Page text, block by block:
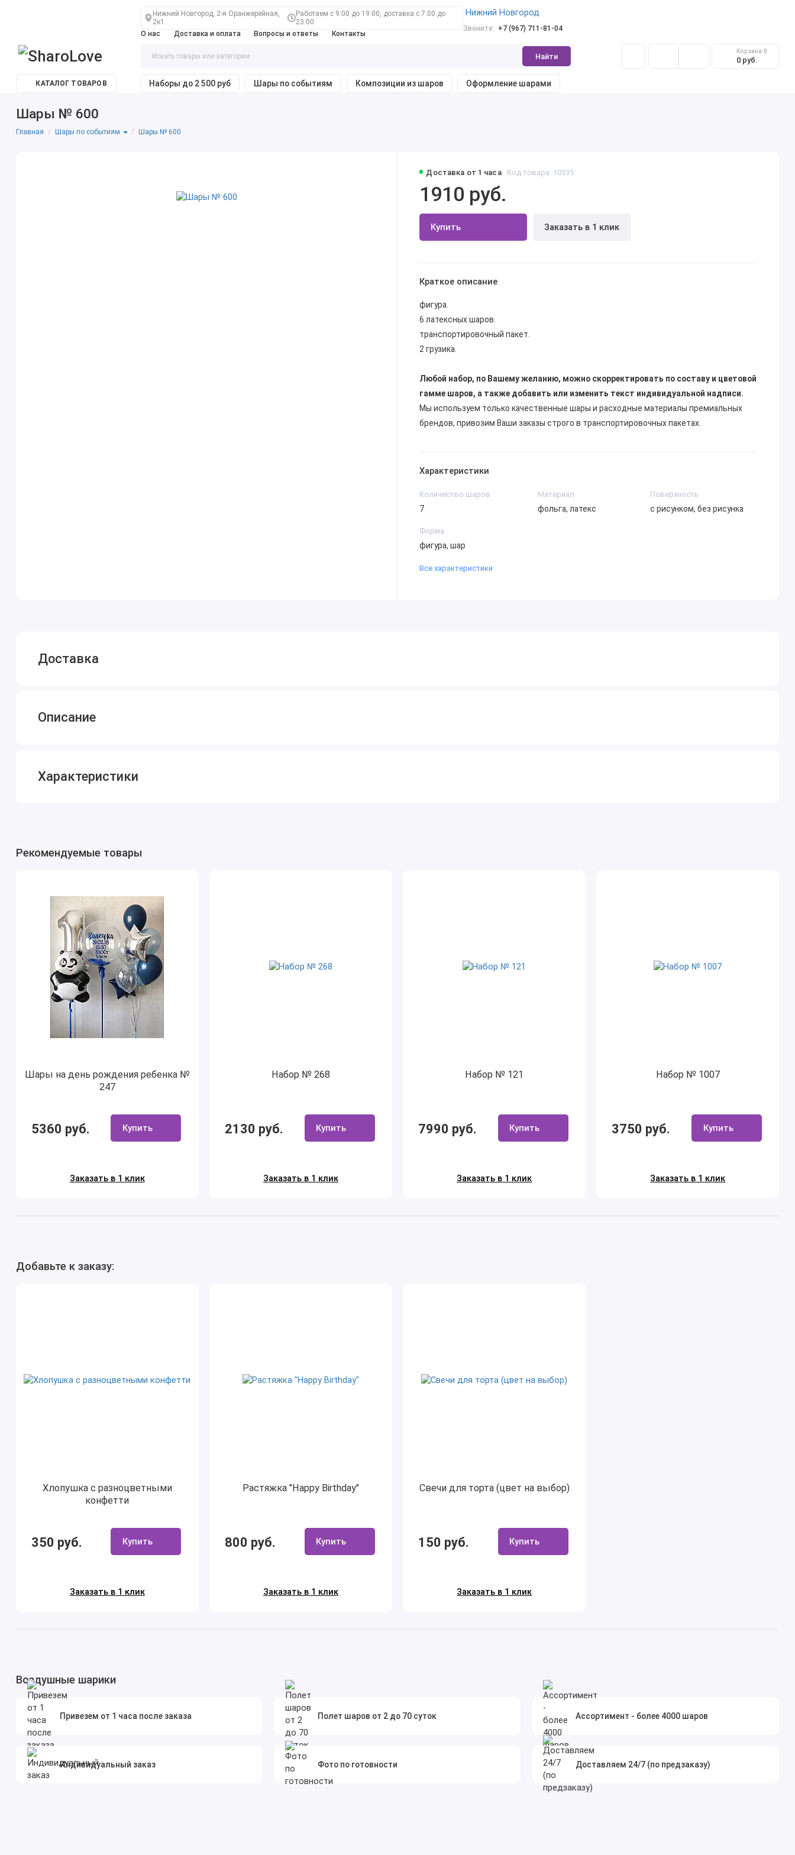
Нижний Новгород, 2-я Оранжерейная,
2к1
Работаем с 9:00 до 19:00, доставка с 7:00 до
23:00.
О нас
Доставка и оплата Вопросы и ответы Контакты
Нижний Новгород
Звоните: +7 (967) 711-81-04
Найти
Корзина 0
0 руб.
КАТАЛОГ ТОВАРОВ Наборы до 2 500 руб Шары по событиям Композиции из шаров Оформление шарами
Шары № 600
Главная Шары по событиям Шары № 600
Доставка от 1 часа Код товара: 10335
1910 руб.
Купить Заказать в 1 клик
Краткое описание
фигура.
6 латексных шаров.
транспортировочный пакет.
2 грузика.
Любой набор, по Вашему желанию, можно скорректировать по составу и цветовой
гамме шаров, а также добавить или изменить текст индивидуальной надписи.
Мы используем только качественные шары и расходные материалы премиальных
брендов, привозим Ваши заказы строго в транспортировочных пакетах.
Характеристики
Количество шаров
7
Материал
фольга, латекс
Поверхность
с рисунком, без рисунка
Форма
фигура, шар
Все характеристики
Доставка
Описание
Характеристики
Рекомендуемые товары
Шары на день рождения ребенка №
247
5360 руб. Купить
Заказать в 1 клик
Набор № 268
2130 руб. Купить
Заказать в 1 клик
Набор № 121
7990 руб. Купить
Заказать в 1 клик
Набор № 1007
3750 руб. Купить
Заказать в 1 клик
Добавьте к заказу:
Хлопушка с разноцветными
конфетти
350 руб. Купить
Заказать в 1 клик
Растяжка "Happy Birthday"
800 руб. Купить
Заказать в 1 клик
Свечи для торта (цвет на выбор)
150 руб. Купить
Заказать в 1 клик
Воздушные шарики
Привезем от 1 часа после заказа Полет шаров от 2 до 70 суток Ассортимент - более 4000 шаров
Индивидуальный заказ Фото по готовности Доставляем 24/7 (по предзаказу)